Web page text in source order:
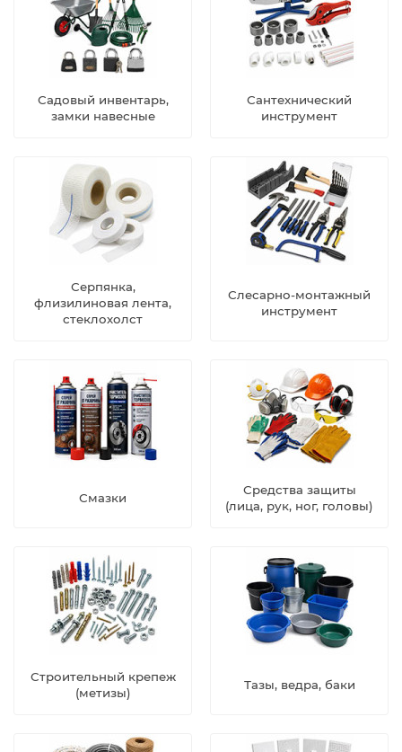
Садовый инвентарь,
замки навесные
Сантехнический
инструмент
Серпянка,
флизилиновая лента,
стеклохолст
Слесарно-монтажный
инструмент
Смазки
Средства защиты
(лица, рук, ног, головы)
Строительный крепеж
(метизы)
Тазы, ведра, баки